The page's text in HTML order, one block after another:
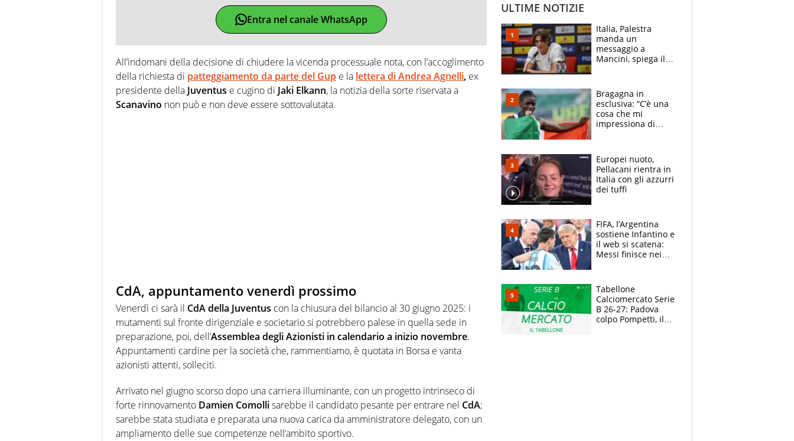
Entra nel canale WhatsApp
All’indomani della decisione di chiudere la vicenda processuale nota, con l’accoglimento
della richiesta di patteggiamento da parte del Gup e la lettera diAndrea Agnelli, ex
presidente della Juventus e cugino di Jaki Elkann, la notizia della sorte riservata a
Scanavino non può e non deve essere sottovalutata.
CdA, appuntamento venerdì prossimo
Venerdì ci sarà il CdA della Juventus con la chiusura del bilancio al 30 giugno 2025: i
mutamenti sul fronte dirigenziale e societario si potrebbero palese in quella sede in
preparazione, poi, dell’Assemblea degli Azionisti in calendario a inizio novembre.
Appuntamenti cardine per la società che, rammentiamo, è quotata in Borsa e vanta
azionisti attenti, solleciti.
Arrivato nel giugno scorso dopo una carriera illuminante, con un progetto intrinseco di
forte rinnovamento Damien Comollisarebbe il candidato pesante per entrare nel CdA;
sarebbe stata studiata e preparata una nuova carica da amministratore delegato, con un
ampliamento delle sue competenze nell’ambito sportivo.
ULTIME NOTIZIE
Italia, Palestra
manda un
messaggio a
Mancini, spiega il
l'alleanza con
Donnarumma
Bragagna in
esclusiva: “C’è una
cosa che mi
impressiona di
E svela la sorpresa
agli Europei
Europei nuoto,
Pellacani rientra in
Italia con gli azzurri
dei tuffi
FIFA, l’Argentina
sostiene Infantino e
il web si scatena:
Messi finisce nei
polemiche
Tabellone
Calciomercato Serie
B 26-27: Padova
colpo Pompetti, il